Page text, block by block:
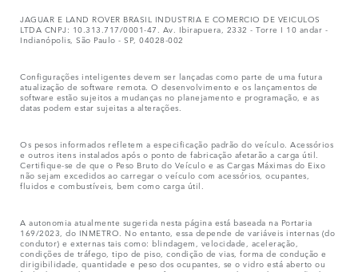
JAGUAR E LAND ROVER BRASIL INDUSTRIA E COMERCIO DE VEICULOS
LTDA CNPJ: 10.313.717/0001-47. Av. Ibirapuera, 2332 - Torre I 10 andar -
Indianópolis, São Paulo - SP, 04028-002
Configurações inteligentes devem ser lançadas como parte de uma futura
atualização de software remota. O desenvolvimento e os lançamentos de
software estão sujeitos a mudanças no planejamento e programação, e as
datas podem estar sujeitas a alterações.
Os pesos informados refletem a especificação padrão do veículo. Acessórios
e outros itens instalados após o ponto de fabricação afetarão a carga útil.
Certifique-se de que o Peso Bruto do Veículo e as Cargas Máximas do Eixo
não sejam excedidos ao carregar o veículo com acessórios, ocupantes,
fluidos e combustíveis, bem como carga útil.
A autonomia atualmente sugerida nesta página está baseada na Portaria
169/2023, do INMETRO. No entanto, essa depende de variáveis internas (do
condutor) e externas tais como: blindagem, velocidade, aceleração,
condições de tráfego, tipo de piso, condição de vias, forma de condução e
dirigibilidade, quantidade e peso dos ocupantes, se o vidro está aberto ou